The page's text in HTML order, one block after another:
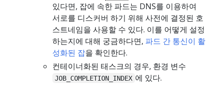
있다면, 잡에 속한 파드는 DNS를 이용하여
서로를 디스커버 하기 위해 사전에 결정된 호
스트네임을 사용할 수 있다. 이를 어떻게 설정
하는지에 대해 궁금하다면, 파드 간 통신이 활
성화된 잡을 확인한다.
컨테이너화된 태스크의 경우, 환경 변수
JOB_COMPLETION_INDEX 에 있다.